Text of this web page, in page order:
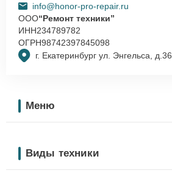
г. Екатеринбург ул. Энгельса, д.36
info@honor-pro-repair.ru
ООО“Ремонт техники”
ИНН234789782
ОГРН98742397845098
Меню
Виды техники